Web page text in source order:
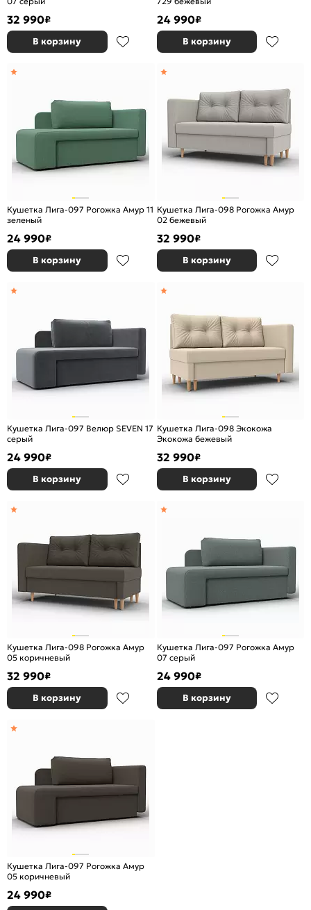
32 990₽
В корзину
24 990₽
В корзину
Кушетка Лига-097 Рогожка Амур 11
зеленый
24 990₽
В корзину
Кушетка Лига-098 Рогожка Амур
02 бежевый
32 990₽
В корзину
Кушетка Лига-097 Велюр SEVEN 17
серый
24 990₽
В корзину
Кушетка Лига-098 Экокожа
Экокожа бежевый
32 990₽
В корзину
Кушетка Лига-098 Рогожка Амур
05 коричневый
32 990₽
В корзину
Кушетка Лига-097 Рогожка Амур
07 серый
24 990₽
В корзину
Кушетка Лига-097 Рогожка Амур
05 коричневый
24 990₽